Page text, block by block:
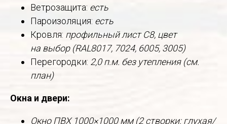
Ветрозащита: есть
Пароизоляция: есть
Кровля: профильный лист С8, цвет
на выбор (RAL8017, 7024, 6005, 3005)
Перегородки: 2,0 п.м. без утепления (см.
план)
Окна и двери:
Окно ПВХ 1000×1000 мм (2 створки: глухая/